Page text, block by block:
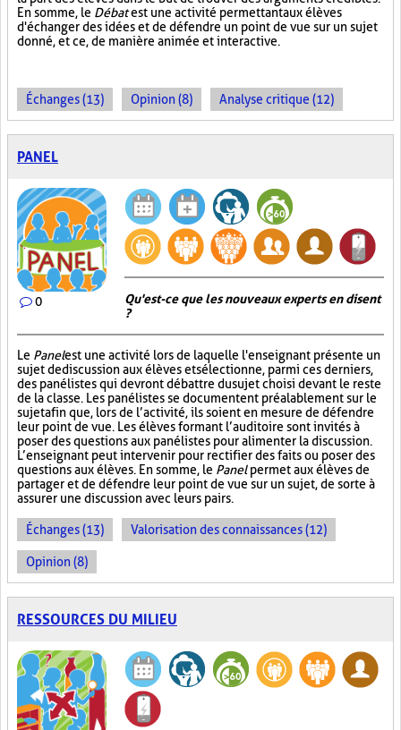
En somme, le Débatest une activité permettant aux élèves
d'échanger des idées et de défendre un point de vue sur un sujet
donné, et ce, de manière animée et interactive.
Échanges (13) Opinion (8) Analyse critique (12)
PANEL
0
Qu'est-ce que les nouveaux experts en disent
?
Le Panelest une activité lors de laquelle l'enseignant présente un
sujet de discussion aux élèves et sélectionne, parmi ces derniers,
des panélistes qui devront débattre du sujet choisi devant le reste
de la classe. Les panélistes se documentent préalablement sur le
sujet afin que, lors de l’activité, ils soient en mesure de défendre
leur point de vue. Les élèves formant l’auditoire sont invités à
poser des questions aux panélistes pour alimenter la discussion.
L’enseignant peut intervenir pour rectifier des faits ou poser des
questions aux élèves. En somme, le Panelpermet aux élèves de
partager et de défendre leur point de vue sur un sujet, de sorte à
assurer une discussion avec leurs pairs.
Échanges (13) Valorisation des connaissances (12)
Opinion (8)
RESSOURCES DU MILIEU